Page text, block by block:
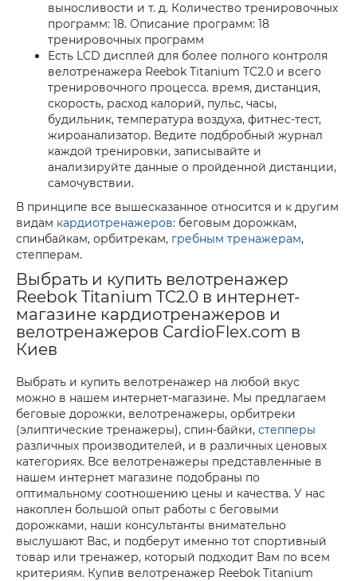
выносливости и т. д. Количество тренировочных
программ: 18. Описание программ: 18
тренировочных программ
Есть LCD дисплей для более полного контроля
велотренажера Reebok Titanium TC2.0 и всего
тренировочного процесса. время, дистанция,
скорость, расход калорий, пульс, часы,
будильник, температура воздуха, фитнес-тест,
жироанализатор. Ведите подбробный журнал
каждой тренировки, записывайте и
анализируйте данные о пройденной дистанции,
самочувствии.
В принципе все вышесказанное относится и к другим
видам кардиотренажеров: беговым дорожкам,
спинбайкам, орбитрекам, гребным тренажерам,
степперам.
Выбрать и купить велотренажер
Reebok Titanium TC2.0 в интернет-
магазине кардиотренажеров и
велотренажеров CardioFlex.com в
Киев
Выбрать и купить велотренажер на любой вкус
можно в нашем интернет-магазине. Мы предлагаем
беговые дорожки, велотренажеры, орбитреки
(элиптические тренажеры), спин-байки, степперы
различных производителей, и в различных ценовых
категориях. Все велотренажеры представленные в
нашем интернет магазине подобраны по
оптимальному соотношению цены и качества. У нас
накоплен большой опыт работы с беговыми
дорожками, наши консультанты внимательно
выслушают Вас, и подберут именно тот спортивный
товар или тренажер, который подходит Вам по всем
критериям. Купив велотренажер Reebok Titanium